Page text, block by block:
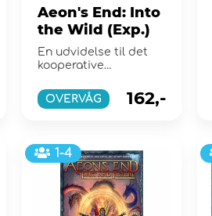
Aeon's End: Into
the Wild (Exp.)
En udvidelse til det
kooperative
End: The New Age.
OVERVÅG 162,-
1-4